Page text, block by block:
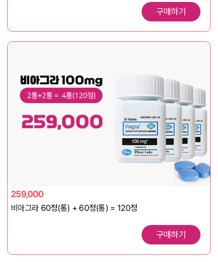
구매하기
259,000
비아그라 60정(통) + 60정(통) = 120정
구매하기